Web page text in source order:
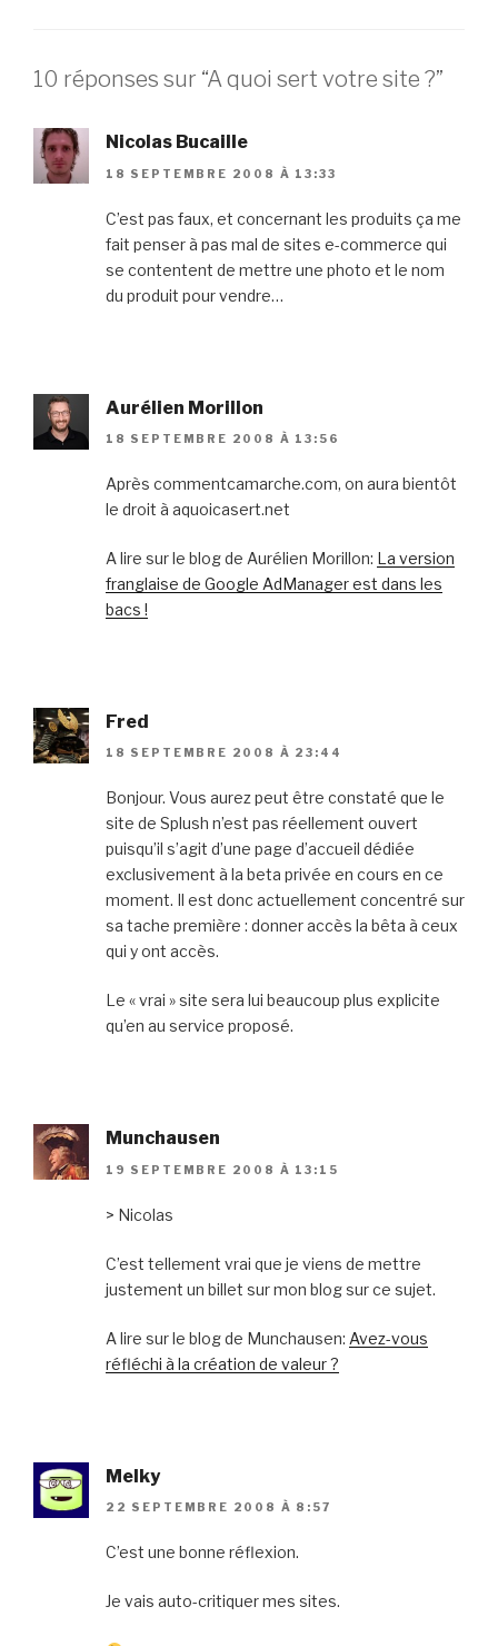
10 réponses sur “A quoi sert votre site ?”
Nicolas Bucaille
18 SEPTEMBRE 2008 À 13:33
C’est pas faux, et concernant les produits ça me
fait penser à pas mal de sites e-commerce qui
se contentent de mettre une photo et le nom
du produit pour vendre…
Aurélien Morillon
18 SEPTEMBRE 2008 À 13:56
Après commentcamarche.com, on aura bientôt
le droit à aquoicasert.net
A lire sur le blog de Aurélien Morillon: La version
franglaise de Google AdManager est dans les
bacs !
Fred
18 SEPTEMBRE 2008 À 23:44
Bonjour. Vous aurez peut être constaté que le
site de Splush n’est pas réellement ouvert
puisqu’il s’agit d’une page d’accueil dédiée
exclusivement à la beta privée en cours en ce
moment. Il est donc actuellement concentré sur
sa tache première : donner accès la bêta à ceux
qui y ont accès.
Le « vrai » site sera lui beaucoup plus explicite
qu’en au service proposé.
Munchausen
19 SEPTEMBRE 2008 À 13:15
> Nicolas
C’est tellement vrai que je viens de mettre
justement un billet sur mon blog sur ce sujet.
A lire sur le blog de Munchausen: Avez-vous
réfléchi à la création de valeur ?
Melky
22 SEPTEMBRE 2008 À 8:57
C’est une bonne réflexion.
Je vais auto-critiquer mes sites.